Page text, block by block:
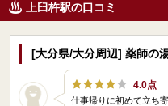
上臼杵駅の口コミ
[大分県/大分周辺] 薬師の
4.0点
仕事帰りに初めて立ち